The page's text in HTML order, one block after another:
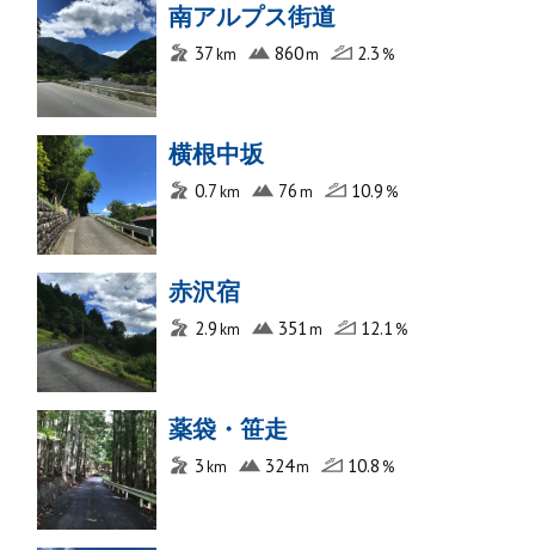
南アルプス街道
37 860 2.3
横根中坂
0.7 76 10.9
赤沢宿
2.9 351 12.1
薬袋・笹走
3 324 10.8